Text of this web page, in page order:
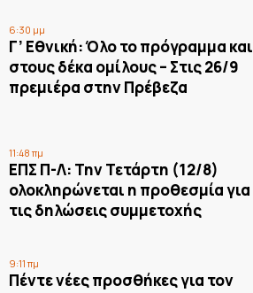
6:30 μμ
Γ’ Εθνική: Όλο το πρόγραμμα και
στους δέκα ομίλους – Στις 26/9
πρεμιέρα στην Πρέβεζα
11:48 πμ
ΕΠΣ Π-Λ: Την Τετάρτη (12/8)
ολοκληρώνεται η προθεσμία για
τις δηλώσεις συμμετοχής
9:11 πμ
Πέντε νέες προσθήκες για τον